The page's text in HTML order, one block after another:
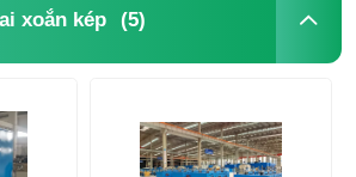
xoắn kép (5)